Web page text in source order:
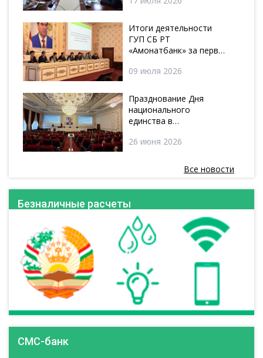
Итоги деятельности
ГУП СБ РТ
«Амонатбанк» за первое
второе полугодие 2026
09 июля 2026
Празднование Дня
национального
единства в
26 июня 2026
Все новости
Безналичные расчеты
СМС-банк